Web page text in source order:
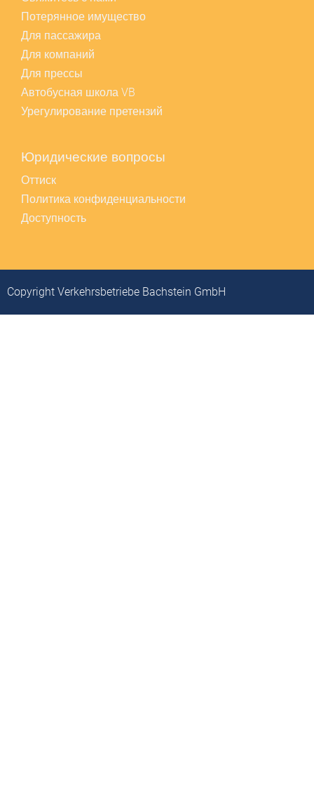
Потерянное имущество
Для пассажира
Для компаний
Для прессы
Автобусная школа VB
Урегулирование претензий
Юридические вопросы
Оттиск
Политика конфиденциальности
Доступность
Copyright Verkehrsbetriebe Bachstein GmbH